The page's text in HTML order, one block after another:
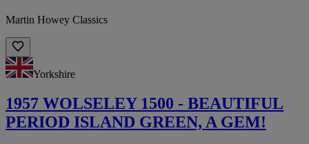
Martin Howey Classics
Yorkshire
1957 WOLSELEY 1500 - BEAUTIFUL
PERIOD ISLAND GREEN, A GEM!